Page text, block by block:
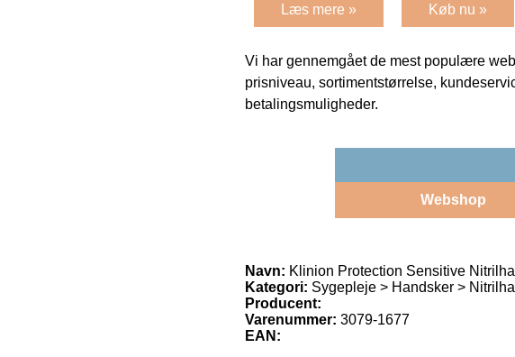
Læs mere » Køb nu »
Vi har gennemgået de mest populære
prisniveau, sortimentstørrelse,
betalingsmuligheder.
Webshop
Navn: Klinion Protection Sensitive
Kategori: Sygepleje > Handsker >
Producent:
Varenummer: 3079-1677
EAN: